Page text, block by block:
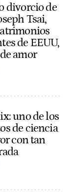
divorcio de
Tsai,
de EEUU,
amor
uno de los
de ciencia
con tan